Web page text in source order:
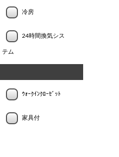
冷房
24時間換気シス
テム
ｳｫｰｸｲﾝｸﾛｰｾﾞｯﾄ
家具付